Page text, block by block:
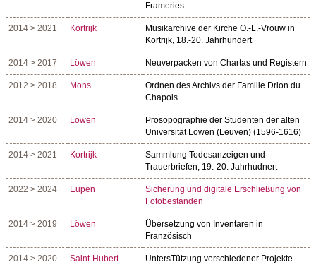
Frameries
2014 > 2021 Kortrijk
Musikarchive der Kirche O.-L.-Vrouw in
Kortrijk, 18.-20. Jahrhundert
2014 > 2017 Löwen Neuverpacken von Chartas und Registern
2012 > 2018 Mons
Ordnen des Archivs der Familie Drion du
Chapois
2014 > 2020 Löwen
Prosopographie der Studenten der alten
Universität Löwen (Leuven) (1596-1616)
2014 > 2021 Kortrijk
Sammlung Todesanzeigen und
Trauerbriefen, 19.-20. Jahrhudnert
2022 > 2024 Eupen
Sicherung und digitale Erschließung von
Fotobeständen
2014 > 2019 Löwen
Übersetzung von Inventaren in
Französisch
2014 > 2020 Saint-Hubert
UntersTützung verschiedener Projekte